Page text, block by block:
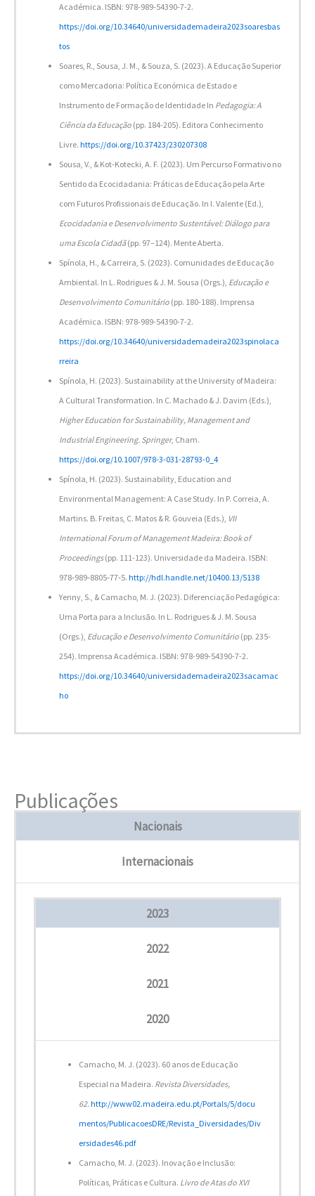
Académica. ISBN: 978-989-54390-7-2.
https://doi.org/10.34640/universidademadeira2023soaresbas
tos
Soares, R., Sousa, J. M., & Souza, S. (2023). A Educação Superior
como Mercadoria: Política Económica de Estado e
Instrumento de Formação de Identidade In Pedagogia: A
Ciência da Educação (pp. 184-205). Editora Conhecimento
Livre. https://doi.org/10.37423/230207308
Sousa, V., & Kot-Kotecki, A. F. (2023). Um Percurso Formativo no
Sentido da Ecocidadania: Práticas de Educação pela Arte
com Futuros Profissionais de Educação. In I. Valente (Ed.),
Ecocidadania e Desenvolvimento Sustentável: Diálogo para
uma Escola Cidadã(pp. 97–124). Mente Aberta.
Spínola, H., & Carreira, S. (2023). Comunidades de Educação
Ambiental. In L. Rodrigues & J. M. Sousa (Orgs.), Educação e
Desenvolvimento Comunitário (pp. 180-188). Imprensa
Académica. ISBN: 978-989-54390-7-2.
https://doi.org/10.34640/universidademadeira2023spinolaca
rreira
Spínola, H. (2023). Sustainability at the University of Madeira:
A Cultural Transformation. In C. Machado & J. Davim (Eds.),
Higher Education for Sustainability, Management and
Industrial Engineering. Springer, Cham.
https://doi.org/10.1007/978-3-031-28793-0_4
Spínola, H. (2023). Sustainability, Education and
Environmental Management: A Case Study. In P. Correia, A.
Martins. B. Freitas, C. Matos & R. Gouveia (Eds.), VII
International Forum of Management Madeira: Book of
Proceedings(pp. 111-123). Universidade da Madeira. ISBN:
978‐989‐8805‐77‐5. http://hdl.handle.net/10400.13/5138
Yenny, S., & Camacho, M. J. (2023). Diferenciação Pedagógica:
Uma Porta para a Inclusão. In L. Rodrigues & J. M. Sousa
(Orgs.), Educação e Desenvolvimento Comunitário (pp. 235-
254). Imprensa Académica. ISBN: 978-989-54390-7-2.
https://doi.org/10.34640/universidademadeira2023sacamac
ho
Publicações
Nacionais
Internacionais
2023
2022
2021
2020
Camacho, M. J. (2023). 60 anos de Educação
Especial na Madeira. Revista Diversidades,
62. http://www02.madeira.edu.pt/Portals/5/docu
mentos/PublicacoesDRE/Revista_Diversidades/Div
ersidades46.pdf
Camacho, M. J. (2023). Inovação e Inclusão:
Políticas, Práticas e Cultura. Livro de Atas do XVI